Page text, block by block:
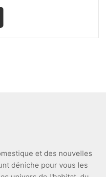
et des nouvelles
déniche pour vous les